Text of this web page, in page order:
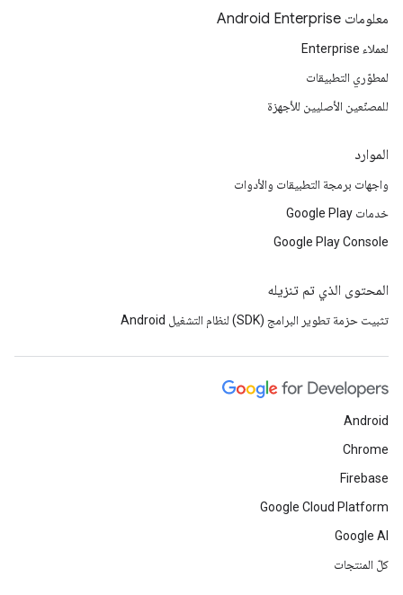
معلومات Android Enterprise
لعملاء Enterprise
لمطوّري التطبيقات
للمصنّعين الأصليين للأجهزة
الموارد
واجهات برمجة التطبيقات والأدوات
خدمات Google Play
Google Play Console
المحتوى الذي تم تنزيله
تثبيت حزمة تطوير البرامج (SDK) لنظام التشغيل Android
Android
Chrome
Firebase
Google Cloud Platform
Google AI
كلّ المنتجات